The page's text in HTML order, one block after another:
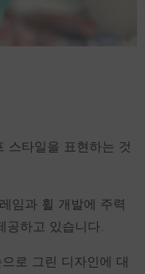
스타일을 표현하는 것
임과 휠 개발에 주력
공하고 있습니다.
로 그린 ​​디자인에 대